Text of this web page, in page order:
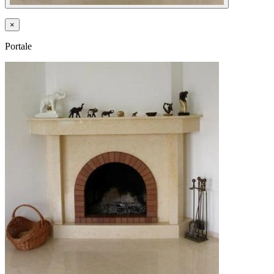
×
Portale